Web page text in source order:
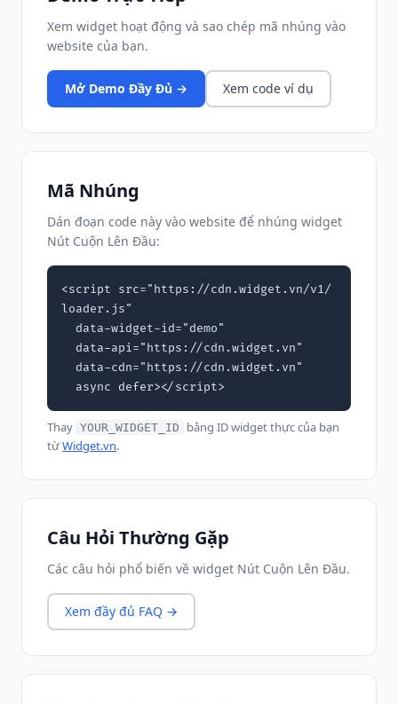
Xem widget hoạt động và sao chép mã nhúng vào
website của bạn.
Mở Demo Đầy Đủ → Xem code ví dụ
Mã Nhúng
Dán đoạn code này vào website để nhúng widget
Nút Cuộn Lên Đầu:
<script src="https://cdn.widget.vn/v1/
loader.js"
  async defer></script>
Thay YOUR_WIDGET_ID
bằng ID widget thực của bạn
từWidget.vn.
Câu Hỏi Thường Gặp
Các câu hỏi phổ biến về widget Nút Cuộn Lên Đầu.
Xem đầy đủ FAQ →